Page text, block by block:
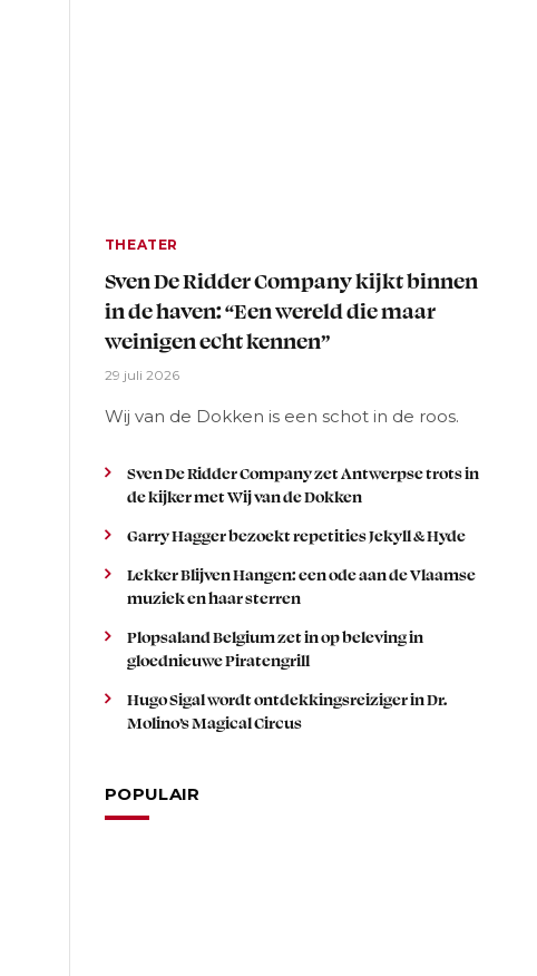
THEATER
Sven De Ridder Company kijkt binnen
in de haven: “Een wereld die maar
weinigen echt kennen”
29 juli 2026
Wij van de Dokken is een schot in de roos.
Sven De Ridder Company zet Antwerpse trots in
de kijker met Wij van de Dokken
Garry Hagger bezoekt repetities Jekyll & Hyde
Lekker Blijven Hangen: een ode aan de Vlaamse
muziek en haar sterren
Plopsaland Belgium zet in op beleving in
gloednieuwe Piratengrill
Hugo Sigal wordt ontdekkingsreiziger in Dr.
Molino’s Magical Circus
POPULAIR